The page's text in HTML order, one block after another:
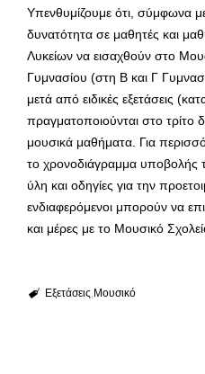
Υπενθυμίζουμε ότι, σύμφωνα
δυνατότητα σε μαθητές και
Λυκείων να εισαχθούν στο
Γυμνασίου (στη Β και Γ
μετά από ειδικές εξετάσεις
πραγματοποιούνται στο
μουσικά μαθήματα. Για
το χρονοδιάγραμμα υποβολής
ύλη και οδηγίες για την
ενδιαφερόμενοι μπορούν να
και μέρες με το Μουσικό
Εξετάσεις Μουσικό